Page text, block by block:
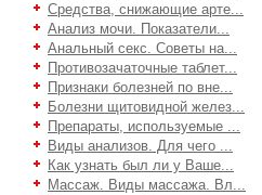
Средства, снижающие арте...
Анализ мочи. Показатели...
Анальный секс. Советы на...
Противозачаточные таблет...
Признаки болезней по вне...
Болезни щитовидной желез...
Препараты, используемые ...
Виды анализов. Для чего ...
Как узнать был ли у Ваше...
Массаж. Виды массажа. Вл...